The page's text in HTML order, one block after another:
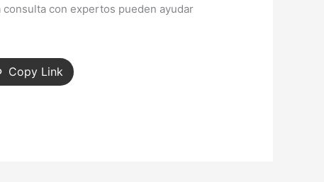
con expertos pueden ayudar
Copy Link